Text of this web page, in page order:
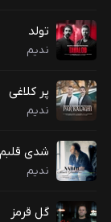
تولد
ندیم
پر کلاغی
ندیم
شدی قلبم
ندیم
گل قرمز